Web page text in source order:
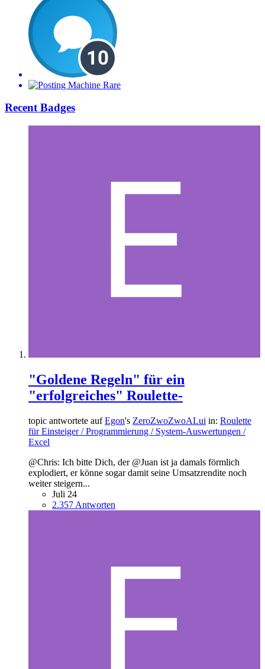
Rare
Recent Badges
"Goldene Regeln" für ein
"erfolgreiches" Roulette-
topic antwortete aufEgon's ZeroZwoZwoALui in: Roulette
für Einsteiger / Programmierung / System-Auswertungen /
Excel
@Chris: Ich bitte Dich, der @Juan ist ja damals förmlich
explodiert, er könne sogar damit seine Umsatzrendite noch
weiter steigern...
Juli 24
2.357 Antworten